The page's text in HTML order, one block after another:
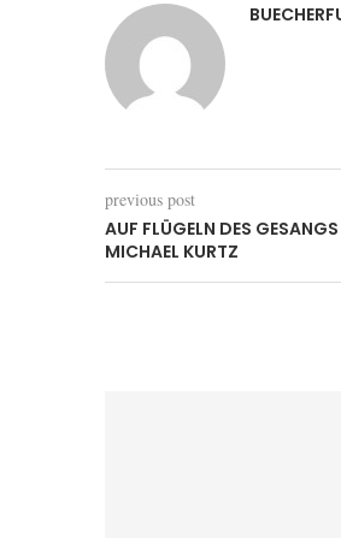
previous post
AUF FLÜGELN DES
MICHAEL KURTZ